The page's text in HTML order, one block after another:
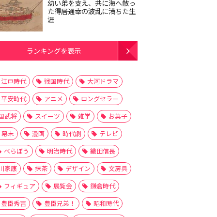
幼い弟を支え、共に海へ散っ
た得居通幸の波乱に満ちた生
涯
ランキングを表示
江戸時代 戦国時代
大河ドラマ
平安時代
アニメ
ロングセラー
武将
スイーツ 雑学
お菓子
幕末
漫画 時代劇
テレビ
べらぼう
明治時代
織田信長
家康
抹茶 デザイン
文房具
フィギュア
展覧会
鎌倉時代
豊臣秀吉
豊臣兄弟！
昭和時代